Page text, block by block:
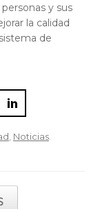
y sus
la calidad
de
Noticias